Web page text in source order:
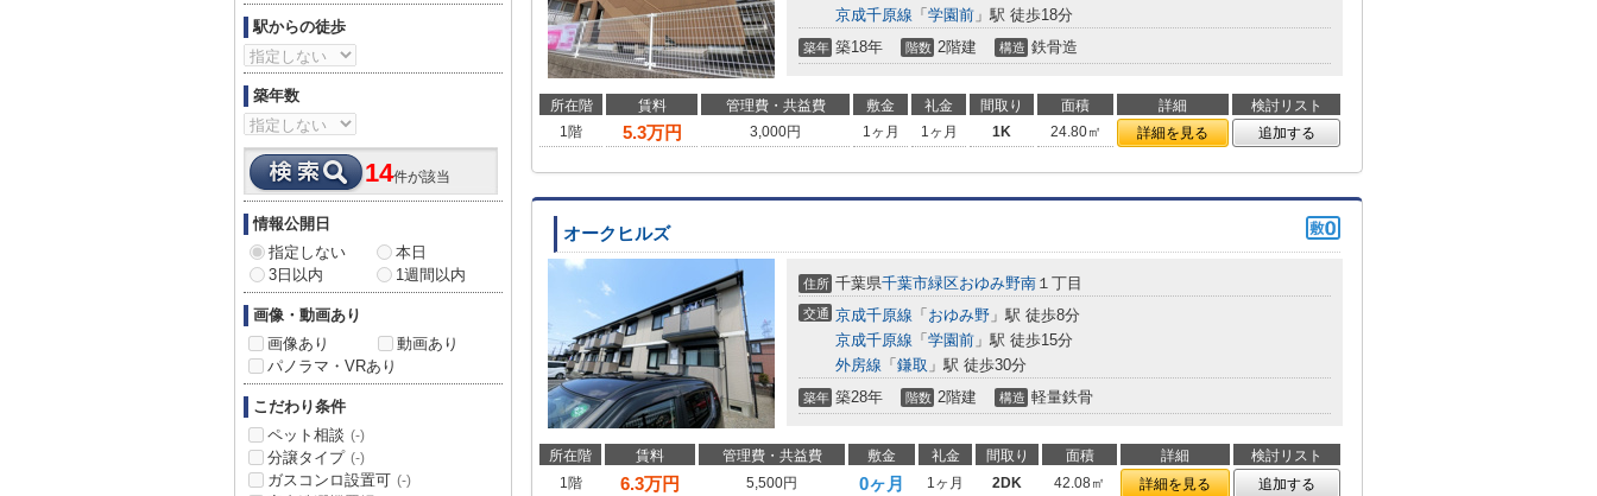
京成千原線 「 学園前 」駅 徒歩18分
築年 築18年 階数 2階建 構造 鉄骨造
所在階 賃料 管理費・共益費 敷金 礼金 間取り 面積 詳細
検討リスト
1階
5.3万円 3,000円 1ヶ月 1ヶ月 1K 24.80㎡ 詳細を見る 追加する
オークヒルズ
住所 千葉県千葉市緑区おゆみ野南 １丁目
交通 京成千原線 「 おゆみ野 」駅 徒歩8分
京成千原線 「 学園前 」駅 徒歩15分
外房線 「 鎌取 」駅 徒歩30分
築年 築28年 階数 2階建 構造 軽量鉄骨
所在階 賃料 管理費・共益費 敷金 礼金 間取り 面積 詳細
検討リスト
1階
6.3万円 5,500円 0ヶ月 1ヶ月 2DK 42.08㎡ 詳細を見る
追加する
駅からの徒歩
築年数
14件が該当
情報公開日
指定しない
本日
3日以内
1週間以内
画像・動画あり
画像あり
動画あり
パノラマ・VRあり
こだわり条件
ペット相談 (-)
分譲タイプ (-)
ガスコンロ設置可 (-)